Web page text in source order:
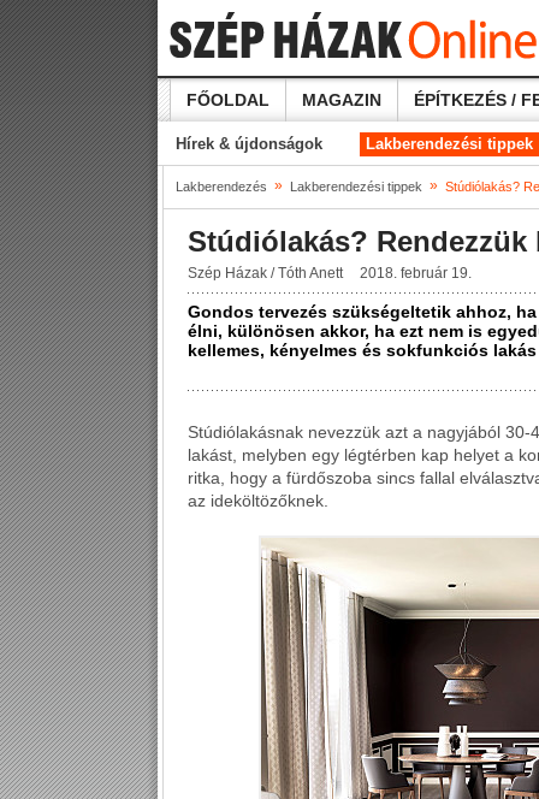
FŐOLDAL MAGAZIN ÉPÍTKEZÉS /
Hírek & újdonságok Lakberendezési tippek
Lakberendezés » Lakberendezési tippek » Stúdiólakás?
Stúdiólakás? Rendezzük
Szép Házak / Tóth Anett 2018. február 19.
Gondos tervezés szükségeltetik ahhoz,
élni, különösen akkor, ha ezt nem is
kellemes, kényelmes és sokfunkciós
Stúdiólakásnak nevezzük azt a nagyjából
lakást, melyben egy légtérben kap helyet a
ritka, hogy a fürdőszoba sincs fallal
az ideköltözőknek.